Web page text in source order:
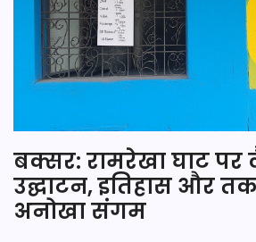
बक्सर: रामरेखा घाट पर
उद्घाटन, इतिहास और
अनोखा संगम